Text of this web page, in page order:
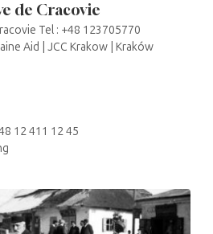
de Cracovie
Tel : +48 123705770
Aid | JCC Krakow | Kraków
12 411 12 45